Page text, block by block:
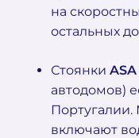
на
остальных
Стоянки ASA
автодомов)
Португалии.
включают